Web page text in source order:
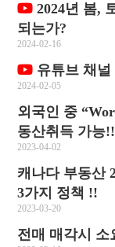
2024년 봄,
되는가?
2024-02-16
유튜브 채
2024-02-05
외국인 중
동산취득 가능!!
2023-04-02
캐나다 부동산
3가지 정책 !!
2023-03-20
전매 매각시 소